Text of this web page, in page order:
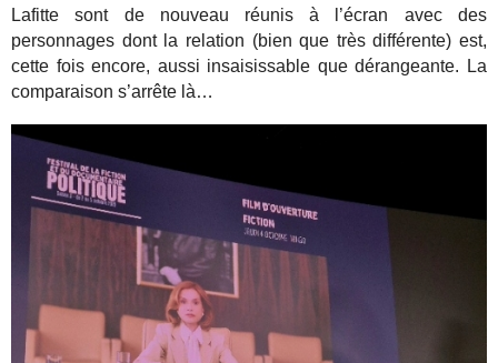
Lafitte sont de nouveau réunis à l’écran avec des
personnages dont la relation (bien que très différente) est,
cette fois encore, aussi insaisissable que dérangeante. La
comparaison s’arrête là…